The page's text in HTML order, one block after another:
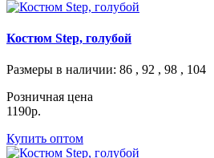
Костюм Step, голубой
Размеры в наличии: 86 , 92 , 98 , 104
Розничная цена
1190р.
Купить оптом